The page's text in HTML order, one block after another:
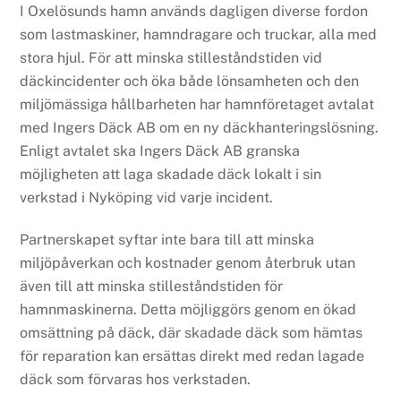
I Oxelösunds hamn används dagligen diverse fordon
som lastmaskiner, hamndragare och truckar, alla med
stora hjul. För att minska stilleståndstiden vid
däckincidenter och öka både lönsamheten och den
miljömässiga hållbarheten har hamnföretaget avtalat
med Ingers Däck AB om en ny däckhanteringslösning.
Enligt avtalet ska Ingers Däck AB granska
möjligheten att laga skadade däck lokalt i sin
verkstad i Nyköping vid varje incident.
Partnerskapet syftar inte bara till att minska
miljöpåverkan och kostnader genom återbruk utan
även till att minska stilleståndstiden för
hamnmaskinerna. Detta möjliggörs genom en ökad
omsättning på däck, där skadade däck som hämtas
för reparation kan ersättas direkt med redan lagade
däck som förvaras hos verkstaden.